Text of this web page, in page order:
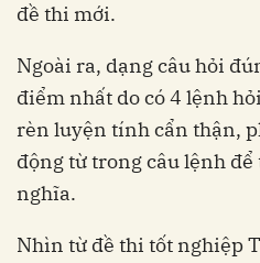
đề thi mới.
Ngoài ra, dạng câu hỏi
điểm nhất do có 4 lệnh
rèn luyện tính cẩn thận,
động từ trong câu lệnh
nghĩa.
Nhìn từ đề thi tốt nghiệp